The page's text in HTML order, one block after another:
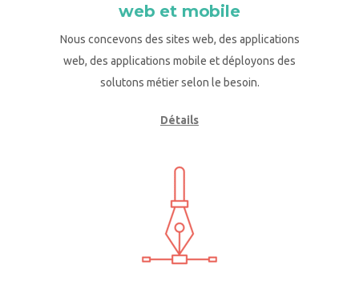
web et mobile
Nous concevons des sites web, des applications
web, des applications mobile et déployons des
solutons métier selon le besoin.
Détails